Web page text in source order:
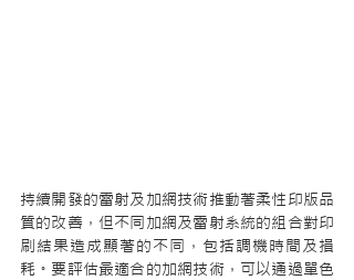
持續開發的雷射及加網技術推動著柔性印版品
質的改善，但不同加網及雷射系統的組合對印
刷結果造成顯著的不同，包括調機時間及損
耗。要評估最適合的加網技術，可以通過單色